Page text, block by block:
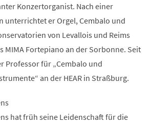
Konzertorganist. Nach einer
unterrichtet er Orgel, Cembalo und
von Levallois und Reims
MIMA Fortepiano an der Sorbonne. Seit
Professor für „Cembalo und
an der HEAR in Straßburg.
hat früh seine Leidenschaft für die